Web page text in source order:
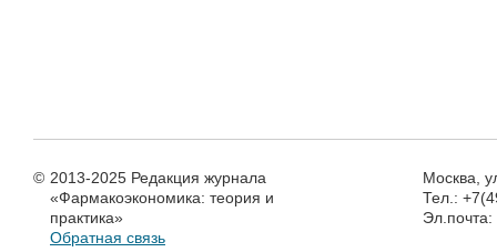
© 2013-2025 Редакция журнала
«Фармакоэкономика: теория и
практика»
Обратная связь
Москва,
Тел.:
Эл.почта: